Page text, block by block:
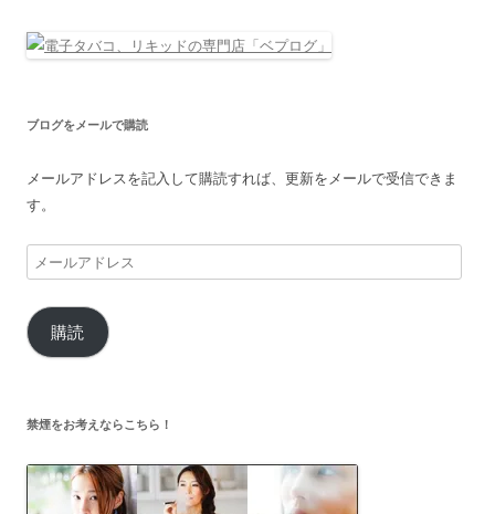
ブログをメールで購読
メールアドレスを記入して購読すれば、更新をメールで受信できま
す。
メ
ー
ル
ア
ス
購読
禁煙をお考えならこちら！